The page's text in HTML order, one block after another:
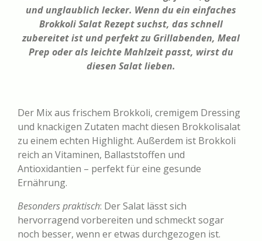
und unglaublich lecker. Wenn du ein einfaches
Brokkoli Salat Rezept suchst, das schnell
zubereitet ist und perfekt zu Grillabenden, Meal
Prep oder als leichte Mahlzeit passt, wirst du
diesen Salat lieben.
Der Mix aus frischem Brokkoli, cremigem Dressing
und knackigen Zutaten macht diesen Brokkolisalat
zu einem echten Highlight. Außerdem ist Brokkoli
reich an Vitaminen, Ballaststoffen und
Antioxidantien – perfekt für eine gesunde
Ernährung.
Besonders praktisch: Der Salat lässt sich
hervorragend vorbereiten und schmeckt sogar
noch besser, wenn er etwas durchgezogen ist.